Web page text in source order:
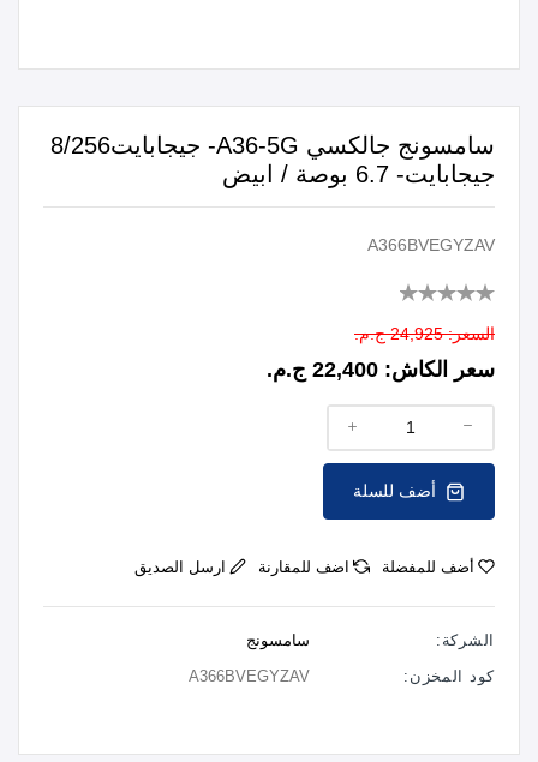
سامسونج جالكسي A36-5G- جيجابايت8/256
جيجابايت- 6.7 بوصة / ابيض
A366BVEGYZAV
السعر: 24,925 ج.م.
سعر الكاش: 22,400 ج.م.
أضف للسلة
أضف للمفضلة اضف للمقارنة ارسل الصديق
الشركة:
سامسونج
كود المخزن:
A366BVEGYZAV